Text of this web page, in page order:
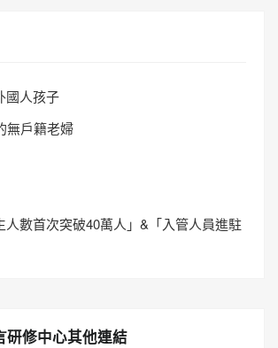
國人孩子
無戶籍老婦
人數首次突破40萬人」&「入管人員進駐
研修中心其他連結